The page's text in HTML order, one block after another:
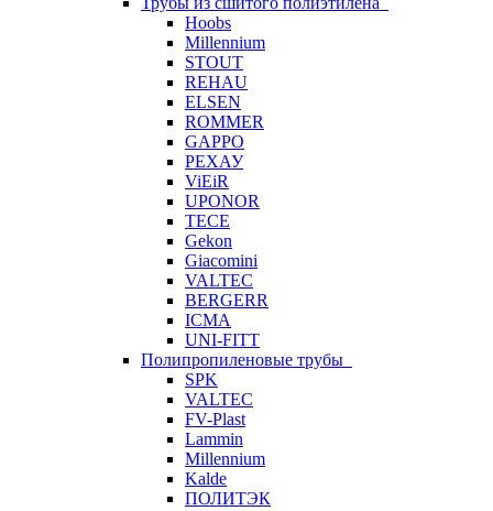
Hoobs
Millennium
STOUT
REHAU
ELSEN
ROMMER
GAPPO
РЕХАУ
ViEiR
UPONOR
TECE
Gekon
Giacomini
VALTEC
BERGERR
ICMA
UNI-FITT
Полипропиленовые трубы
SPK
VALTEC
FV-Plast
Lammin
Millennium
Kalde
ПОЛИТЭК